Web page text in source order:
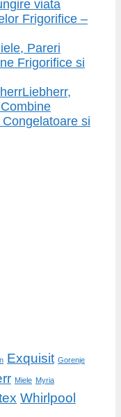
Frigorifice –
Pareri
Frigorifice si
Liebherr,
si
Exquisit Gorenje
Miele Myria
Whirlpool